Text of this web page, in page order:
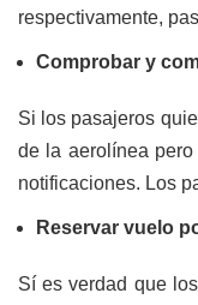
respectivamente,
Comprobar y
Si los pasajeros
de la aerolínea
notificaciones. Los
Reservar vuelo
Sí es verdad que